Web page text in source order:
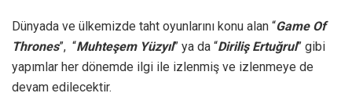
Dünyada ve ülkemizde taht oyunlarını konu alan “Game Of
Thrones”, “Muhteşem Yüzyıl” ya da “Diriliş Ertuğrul” gibi
yapımlar her dönemde ilgi ile izlenmiş ve izlenmeye de
devam edilecektir.